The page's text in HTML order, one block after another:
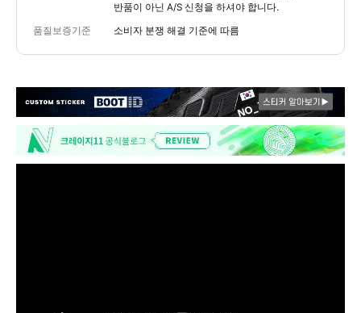
반품이 아닌 A/S 신청을 하셔야 합니다.
품질보증기준 소비자 분쟁 해결 기준에 따름